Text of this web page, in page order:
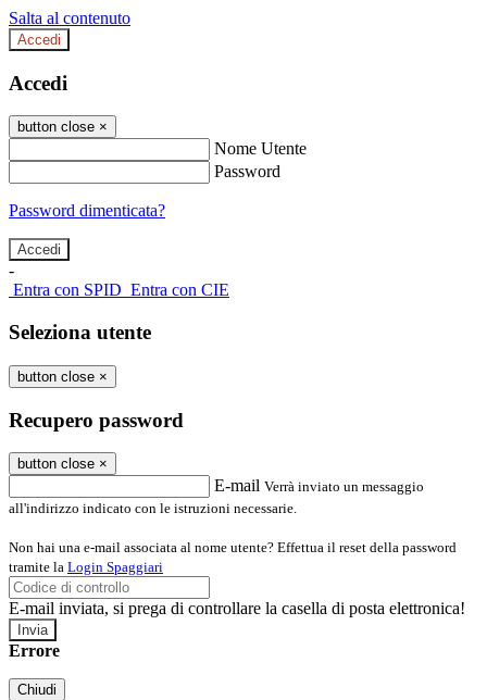
Salta al contenuto
Accedi
Accedi
button close ×
Nome Utente
Password
Password dimenticata?
-
Entra con SPID Entra con CIE
Seleziona utente
button close ×
Recupero password
button close ×
E-mail Verrà inviato un messaggio
all'indirizzo indicato con le istruzioni necessarie.
Non hai una e-mail associata al nome utente? Effettua il reset della password
tramite la Login Spaggiari
E-mail inviata, si prega di controllare la casella di posta elettronica!
Errore
Chiudi